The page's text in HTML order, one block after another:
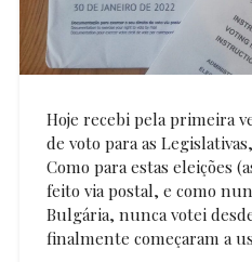
Hoje recebi pela primeira
de voto para as
Como para estas eleições
feito via postal, e como
Bulgária, nunca votei
finalmente começaram a